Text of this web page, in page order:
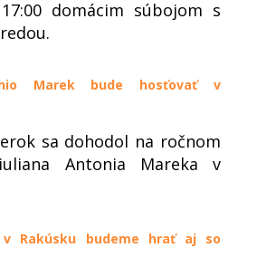
domácim súbojom s
Marek bude hosťovať v
sa dohodol na ročnom
Antonia Mareka v
Rakúsku budeme hrať aj so